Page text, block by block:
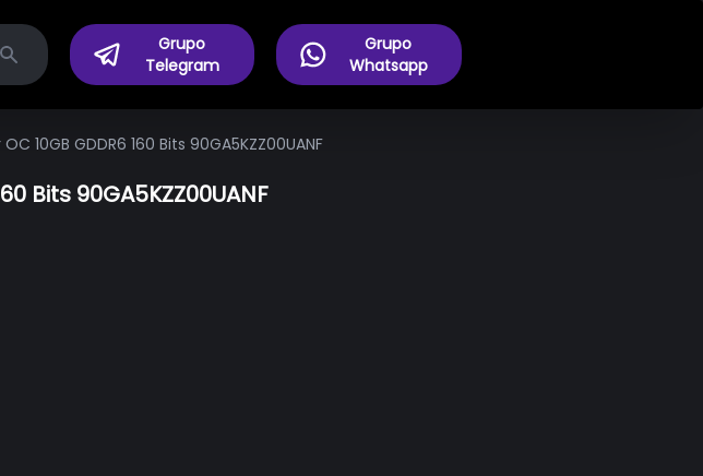
Search
Grupo
Telegram
Grupo
Whatsapp
10GB GDDR6 160 Bits 90GA5KZZ00UANF
Bits 90GA5KZZ00UANF